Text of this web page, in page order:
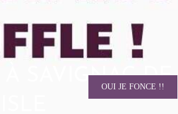
SAVIGNAC-DE-
OUI JE FONCE !!